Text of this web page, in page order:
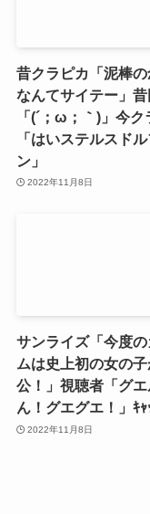
昔クラピカ「泥棒
なんてサイテー」
「(´；ω；｀)」今ク
「はいステルスド
ン」
2022年11月8日
サンライズ「今度
ムは史上初の女の子
公！」視聴者「グエ
ん！グエグエ！」ｷｬ
2022年11月8日